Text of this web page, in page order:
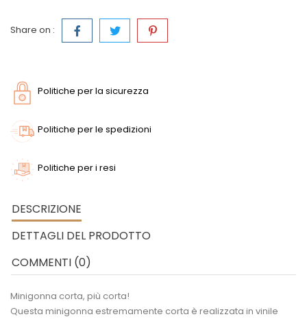
Share on :
Politiche per la sicurezza
Politiche per le spedizioni
Politiche per i resi
DESCRIZIONE
DETTAGLI DEL PRODOTTO
COMMENTI (0)
Minigonna corta, più corta!
Questa minigonna estremamente corta è realizzata in vinile